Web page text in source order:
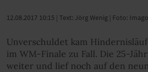
12.08.2017 10:15 | Text: Jörg Wenig | Foto: Imago
Unverschuldet kam
im WM-Finale zu Fall. Die 25-
weiter und lief noch auf den